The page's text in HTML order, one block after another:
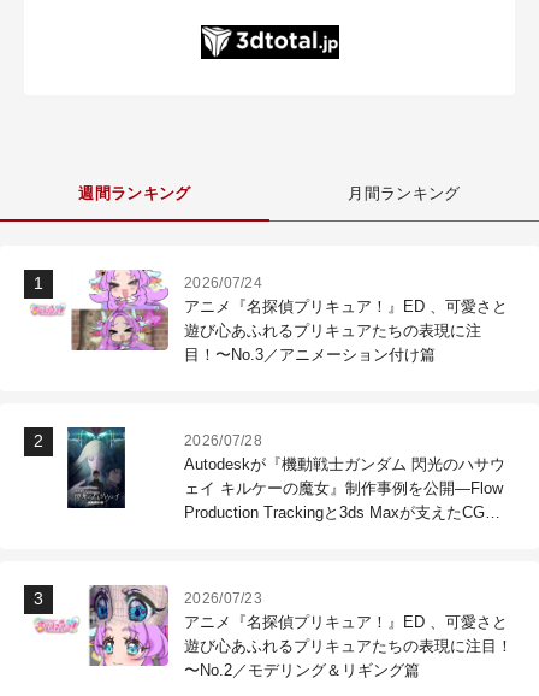
週間ランキング 月間ランキング
2026/07/24
アニメ『名探偵プリキュア！』ED 、可愛さと
遊び心あふれるプリキュアたちの表現に注
目！〜No.3／アニメーション付け篇
2026/07/28
Autodeskが『機動戦士ガンダム 閃光のハサウ
ェイ キルケーの魔女』制作事例を公開―Flow
Production Trackingと3ds Maxが支えたCG制
2026/07/23
アニメ『名探偵プリキュア！』ED 、可愛さと
遊び心あふれるプリキュアたちの表現に注目！
〜No.2／モデリング＆リギング篇